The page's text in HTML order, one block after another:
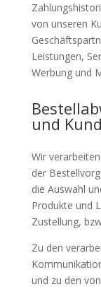
von unseren
Leistungen,
Werbung und
und
Wir
der
die Auswahl
Produkte und
Zustellung,
Zu den
und zu den